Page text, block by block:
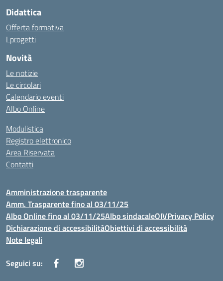
Didattica
Offerta formativa
I progetti
Novità
Le notizie
Le circolari
Calendario eventi
Albo Online
Modulistica
Registro elettronico
Area Riservata
Contatti
Amministrazione trasparente
Amm. Trasparente fino al 03/11/25
Albo Online fino al 03/11/25Albo sindacaleOIVPrivacy Policy
Dichiarazione di accessibilitàObiettivi di accessibilità
Note legali
Seguici su: